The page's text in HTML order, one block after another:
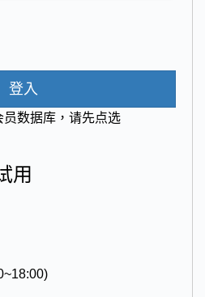
登入
数据库，请先点选
用